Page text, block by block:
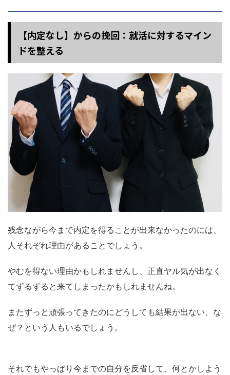
【内定なし】からの挽回：就活に対するマイン
ドを整える
残念ながら今まで内定を得ることが出来なかったのには、
人それぞれ理由があることでしょう。
やむを得ない理由かもしれませんし、正直ヤル気が出なく
てずるずると来てしまったかもしれませんね。
またずっと頑張ってきたのにどうしても結果が出ない、な
ぜ？という人もいるでしょう。
それでもやっぱり今までの自分を反省して、何とかしよう